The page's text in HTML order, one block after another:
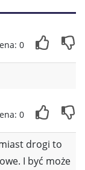
0
0
drogi to
I być może